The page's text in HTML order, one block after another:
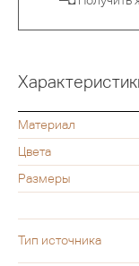
Материал
Цвета
Размеры
Тип источника